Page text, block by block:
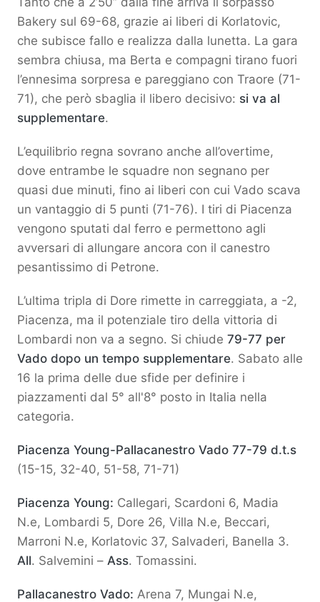
Bakery sul 69-68, grazie ai liberi di Korlatovic,
che subisce fallo e realizza dalla lunetta. La gara
sembra chiusa, ma Berta e compagni tirano fuori
l’ennesima sorpresa e pareggiano con Traore (71-
71), che però sbaglia il libero decisivo: si va al
supplementare.
L’equilibrio regna sovrano anche all’overtime,
dove entrambe le squadre non segnano per
quasi due minuti, fino ai liberi con cui Vado scava
un vantaggio di 5 punti (71-76). I tiri di Piacenza
vengono sputati dal ferro e permettono agli
avversari di allungare ancora con il canestro
pesantissimo di Petrone.
L’ultima tripla di Dore rimette in carreggiata, a -2,
Piacenza, ma il potenziale tiro della vittoria di
Lombardi non va a segno. Si chiude 79-77 per
Vado dopo un tempo supplementare. Sabato alle
16 la prima delle due sfide per definire i
piazzamenti dal 5° all'8° posto in Italia nella
categoria.
Piacenza Young-Pallacanestro Vado 77-79 d.t.s
(15-15, 32-40, 51-58, 71-71)
Piacenza Young: Callegari, Scardoni 6, Madia
N.e, Lombardi 5, Dore 26, Villa N.e, Beccari,
Marroni N.e, Korlatovic 37, Salvaderi, Banella 3.
All. Salvemini – Ass. Tomassini.
Pallacanestro Vado: Arena 7, Mungai N.e,